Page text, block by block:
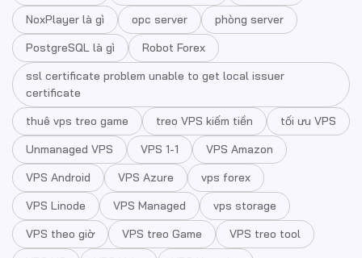
NoxPlayer là gì
opc server
phòng server
PostgreSQL là gì
Robot Forex
ssl certificate problem unable to get local issuer
certificate
thuê vps treo game
treo VPS kiếm tiền
tối ưu VPS
Unmanaged VPS
VPS 1-1
VPS Amazon
VPS Android
VPS Azure
vps forex
VPS Linode
VPS Managed
vps storage
VPS theo giờ
VPS treo Game
VPS treo tool